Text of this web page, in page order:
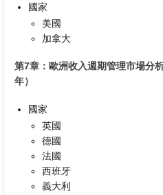
國家
美國
加拿大
第7章：歐洲收入週期管理市場分
年）
國家
英國
德國
法國
西班牙
義大利